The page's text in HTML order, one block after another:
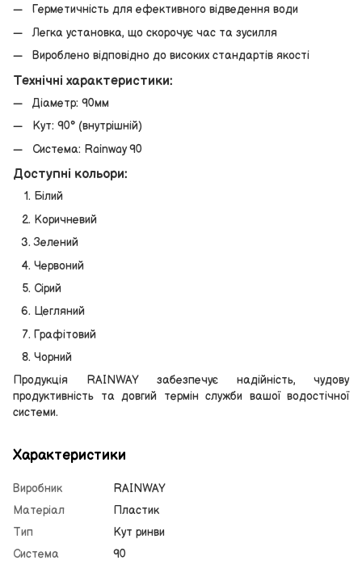
Герметичність для ефективного відведення води
Легка установка, що скорочує час та зусилля
Вироблено відповідно до високих стандартів якості
Технічні характеристики:
Діаметр: 90мм
Кут: 90° (внутрішній)
Система: Rainway 90
Доступні кольори:
Білий
Коричневий
Зелений
Червоний
Сірий
Цегляний
Графітовий
Чорний
Продукція RAINWAY забезпечує надійність, чудову
продуктивність та довгий термін служби вашої водостічної
системи.
Характеристики
Виробник
RAINWAY
Матеріал
Пластик
Тип
Кут ринви
Система
90